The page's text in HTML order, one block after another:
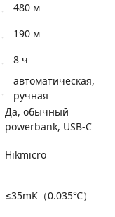
480 м
190 м
8 ч
автоматическая,
ручная
Да, обычный
powerbank, USB-C
Hikmicro
≤35mK（0.035℃）